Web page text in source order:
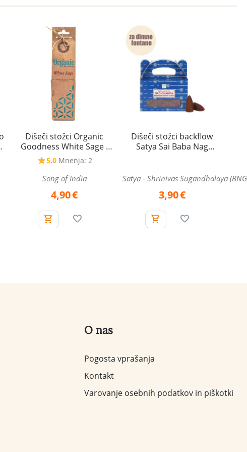
Dišeči stožci Organic
Goodness White Sage -
Beli žajbelj, jumbo s
podstavkom
5.0 Mnenja: 2
Song of India
4,90€
Dišeči stožci backflow
Satya Sai Baba Nag
Satya - Shrinivas Sugandhalaya
3,90€
O nas
Pogosta vprašanja
Kontakt
Varovanje osebnih podatkov in piškotki